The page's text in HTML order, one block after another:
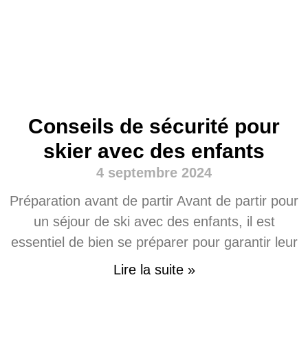
Conseils de sécurité pour
skier avec des enfants
4 septembre 2024
Préparation avant de partir Avant de partir pour
un séjour de ski avec des enfants, il est
essentiel de bien se préparer pour garantir leur
Lire la suite »